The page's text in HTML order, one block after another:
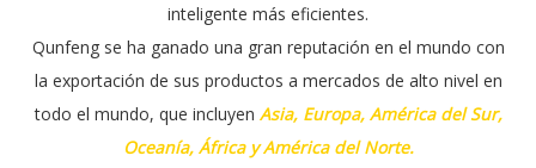
inteligente más eficientes.
Qunfeng se ha ganado una gran reputación en el mundo con
la exportación de sus productos a mercados de alto nivel en
todo el mundo, que incluyen Asia, Europa, América del Sur,
Oceanía, África y América del Norte.